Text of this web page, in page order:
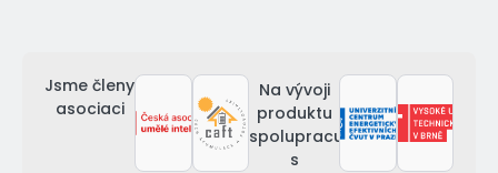
Jsme členy
asociaci
Na vývoji
produktu
spolupracujeme
s